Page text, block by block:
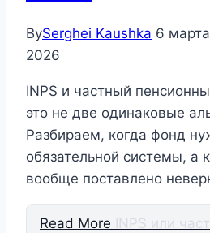
BySerghei Kaushka 6
2026
INPS и частный
это не две одинаковые
Разбираем, когда фонд
обязательной системы, а
вообще поставлено
Read More INPS или